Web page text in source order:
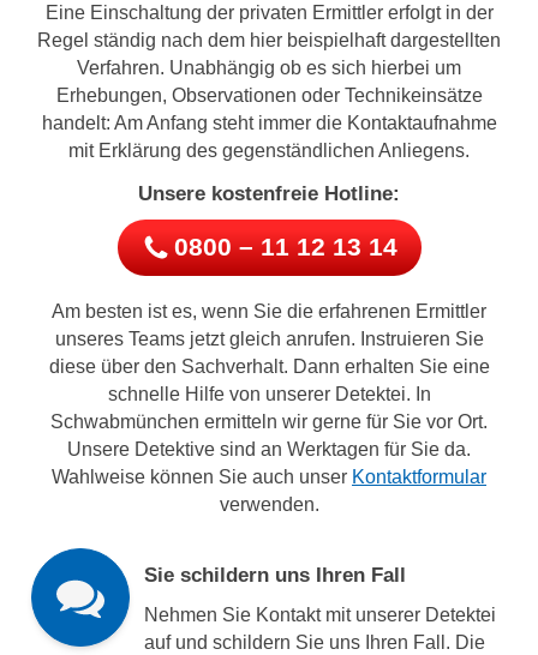
Eine Einschaltung der privaten Ermittler erfolgt in der
Regel ständig nach dem hier beispielhaft dargestellten
Verfahren. Unabhängig ob es sich hierbei um
Erhebungen, Observationen oder Technikeinsätze
handelt: Am Anfang steht immer die Kontaktaufnahme
mit Erklärung des gegenständlichen Anliegens.
Unsere kostenfreie Hotline:
0800 – 11 12 13 14
Am besten ist es, wenn Sie die erfahrenen Ermittler
unseres Teams jetzt gleich anrufen. Instruieren Sie
diese über den Sachverhalt. Dann erhalten Sie eine
schnelle Hilfe von unserer Detektei. In
Schwabmünchen ermitteln wir gerne für Sie vor Ort.
Unsere Detektive sind an Werktagen für Sie da.
Wahlweise können Sie auch unser Kontaktformular
verwenden.
Sie schildern uns Ihren Fall
Nehmen Sie Kontakt mit unserer Detektei
auf und schildern Sie uns Ihren Fall. Die